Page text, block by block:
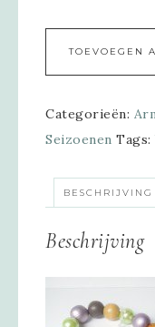
TOEVOEGEN
Categorieën:
Seizoenen Tags:
BESCHRIJVING
Beschrijving